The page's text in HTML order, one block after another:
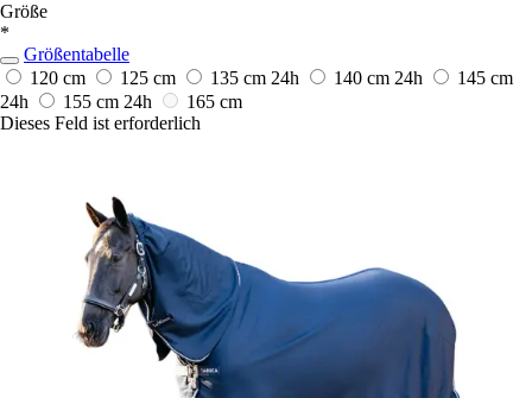
Größe
*
Größentabelle
120 cm
125 cm 135 cm 24h 140 cm 24h
145 cm
24h
155 cm 24h
165 cm
Dieses Feld ist erforderlich